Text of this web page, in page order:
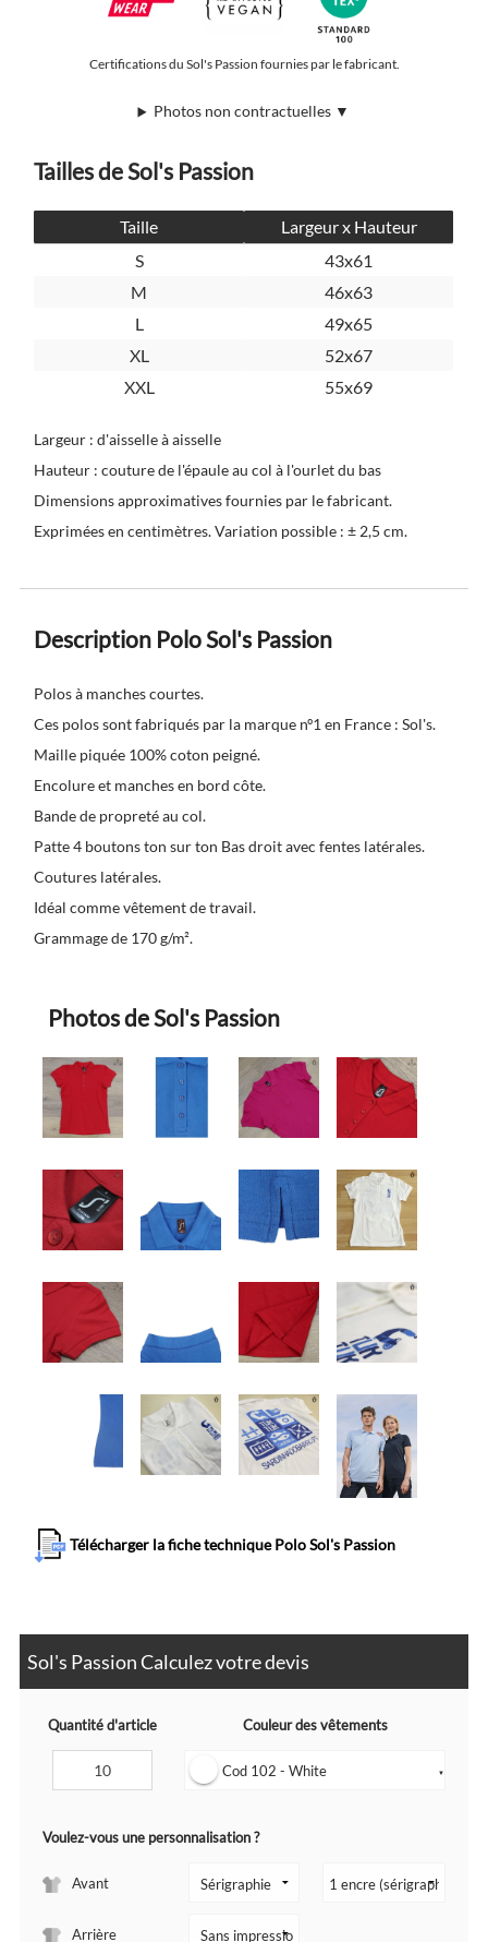
Certifications du Sol's Passion fournies par le fabricant.
Photos non contractuelles ▼
Tailles de Sol's Passion
Taille
Largeur x Hauteur
S
43x61
M
46x63
L
49x65
XL
52x67
XXL
55x69
Largeur : d'aisselle à aisselle
Hauteur : couture de l'épaule au col à l'ourlet du bas
Dimensions approximatives fournies par le fabricant.
Exprimées en centimètres. Variation possible : ± 2,5 cm.
Description Polo Sol's Passion
Polos à manches courtes.
Ces polos sont fabriqués par la marque nº1 en France : Sol's.
Maille piquée 100% coton peigné.
Encolure et manches en bord côte.
Bande de propreté au col.
Patte 4 boutons ton sur ton Bas droit avec fentes latérales.
Coutures latérales.
Idéal comme vêtement de travail.
Grammage de 170 g/m².
Photos de Sol's Passion
Télécharger la fiche technique Polo Sol's Passion
Sol's Passion Calculez votre devis
Quantité d'article Couleur des vêtements
Cod 102 - White ▼
Voulez-vous une personnalisation ?
Avant
Arrière